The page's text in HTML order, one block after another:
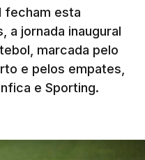
da Volta e o
saindo para a
por um minuto,
fecham esta
a jornada inaugural
marcada pelo
e pelos empates,
e Sporting.